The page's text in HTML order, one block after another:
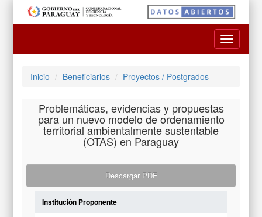
Toggle
Inicio Beneficiarios Proyectos / Postgrados
Problemáticas, evidencias y propuestas
para un nuevo modelo de ordenamiento
territorial ambientalmente sustentable
(OTAS) en Paraguay
Descargar PDF
Institución Proponente